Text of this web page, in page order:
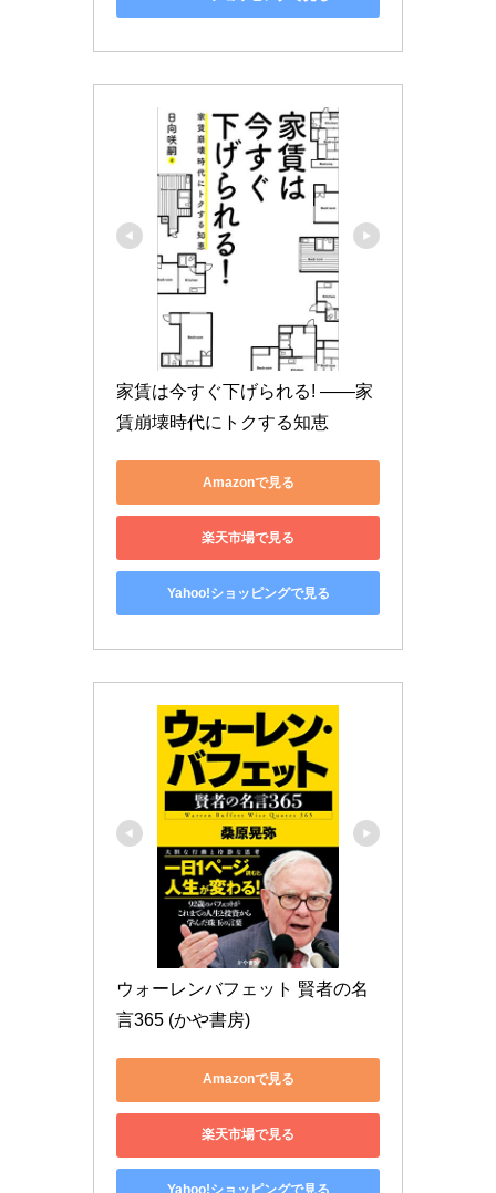
家賃は今すぐ下げられる! ――家
賃崩壊時代にトクする知恵
Amazonで見る
楽天市場で見る
Yahoo!ショッピングで見る
ウォーレンバフェット 賢者の名
言365 (かや書房)
Amazonで見る
楽天市場で見る